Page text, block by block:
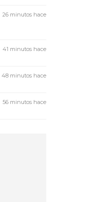
26 minutos hace
41 minutos hace
48 minutos hace
56 minutos hace